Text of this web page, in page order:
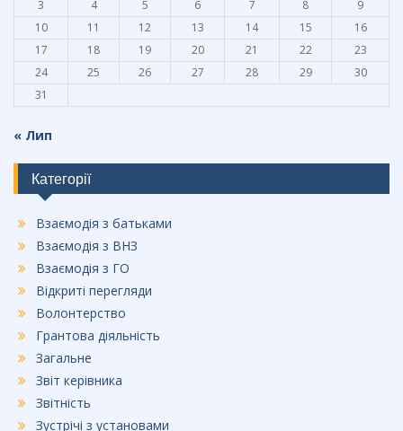
3 4 5 6 7 8
9
10
11 12 13 14 15
16
17
18 19 20 21 22
23
24
25 26 27 28 29
30
31
« Лип
Категорії
Взаємодія з батьками
Взаємодія з ВНЗ
Взаємодія з ГО
Відкриті перегляди
Волонтерство
Грантова діяльність
Загальне
Звіт керівника
Звітність
Зустрічі з установами